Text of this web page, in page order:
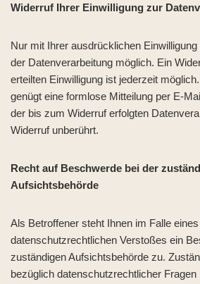
Widerruf Ihrer Einwilligung zur
Nur mit Ihrer ausdrücklichen
der Datenverarbeitung möglich. Ein
erteilten Einwilligung ist jederzeit
genügt eine formlose Mitteilung per E-
der bis zum Widerruf erfolgten
Widerruf unberührt.
Recht auf Beschwerde bei der
Aufsichtsbehörde
Als Betroffener steht Ihnen im Falle eines
datenschutzrechtlichen Verstoßes ein
zuständigen Aufsichtsbehörde zu.
bezüglich datenschutzrechtlicher Fragen